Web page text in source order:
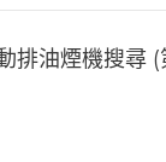
排油煙機搜尋 (